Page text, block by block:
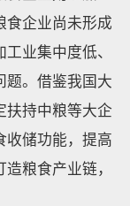
食企业尚未形成
业集中度低、
题。借鉴我国大
扶持中粮等大企
收储功能，提高
粮食产业链，